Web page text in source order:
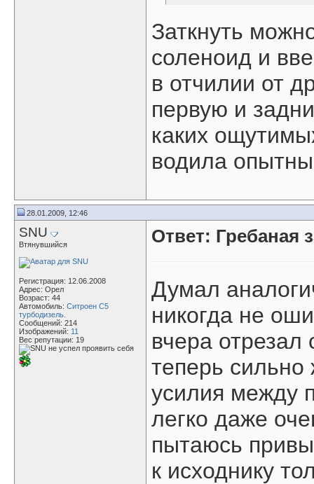
Заткнуть
соленоид и
в отчилии от
первую и
каких
водила
28.01.2009, 12:46
SNU
Втянувшийся
Регистрация: 12.06.2008
Адрес: Орел
Возраст: 44
Автомобиль: Ситроен С5
турбодизель.
Сообщений: 214
Изображений: 11
Вес репутации: 19
Ответ: Гребаная
Думал
никогда не
вчера отрезал
теперь
усилия между
легко даже
пытаюсь
к исходнику